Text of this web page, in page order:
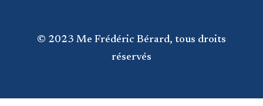
© 2023 Me Frédéric Bérard, tous droits
réservés